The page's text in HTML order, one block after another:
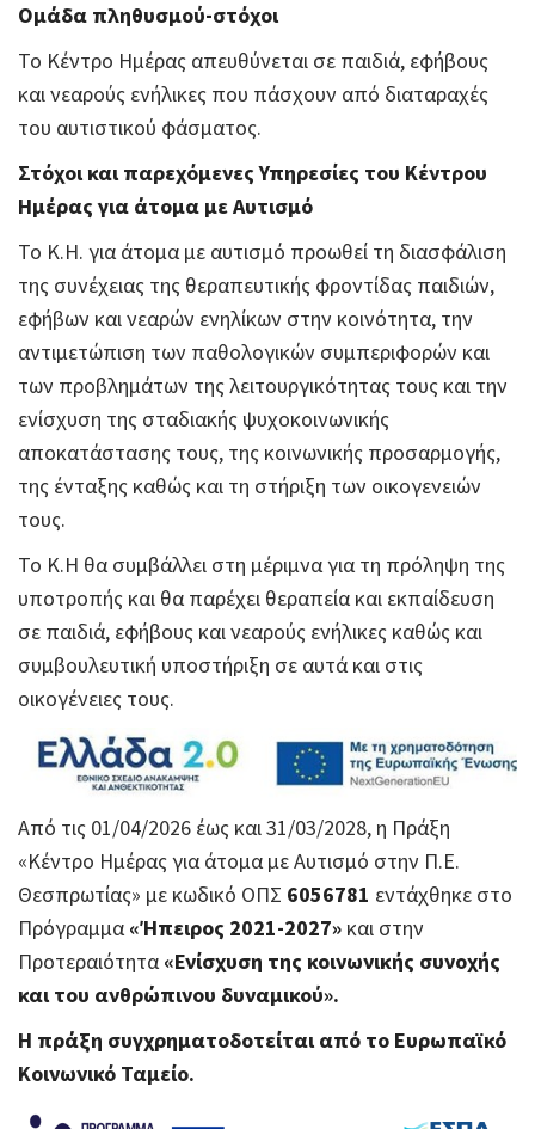
Ομάδα πληθυσμού-στόχοι
Το Κέντρο Ημέρας απευθύνεται σε παιδιά, εφήβους
και νεαρούς ενήλικες που πάσχουν από διαταραχές
του αυτιστικού φάσματος.
Στόχοι και παρεχόμενες Υπηρεσίες του Κέντρου
Ημέρας για άτομα με Αυτισμό
Το Κ.Η. για άτομα με αυτισμό προωθεί τη διασφάλιση
της συνέχειας της θεραπευτικής φροντίδας παιδιών,
εφήβων και νεαρών ενηλίκων στην κοινότητα, την
αντιμετώπιση των παθολογικών συμπεριφορών και
των προβλημάτων της λειτουργικότητας τους και την
ενίσχυση της σταδιακής ψυχοκοινωνικής
αποκατάστασης τους, της κοινωνικής προσαρμογής,
της ένταξης καθώς και τη στήριξη των οικογενειών
τους.
Το Κ.Η θα συμβάλλει στη μέριμνα για τη πρόληψη της
υποτροπής και θα παρέχει θεραπεία και εκπαίδευση
σε παιδιά, εφήβους και νεαρούς ενήλικες καθώς και
συμβουλευτική υποστήριξη σε αυτά και στις
οικογένειες τους.
Από τις 01/04/2026 έως και 31/03/2028, η Πράξη
«Κέντρο Ημέρας για άτομα με Αυτισμό στην Π.Ε.
Θεσπρωτίας» με κωδικό ΟΠΣ 6056781 εντάχθηκε στο
Πρόγραμμα«Ήπειρος 2021-2027» και στην
Προτεραιότητα«Ενίσχυση της κοινωνικής συνοχής
και του ανθρώπινου δυναμικού».
Η πράξη συγχρηματοδοτείται από το Ευρωπαϊκό
Κοινωνικό Ταμείο.